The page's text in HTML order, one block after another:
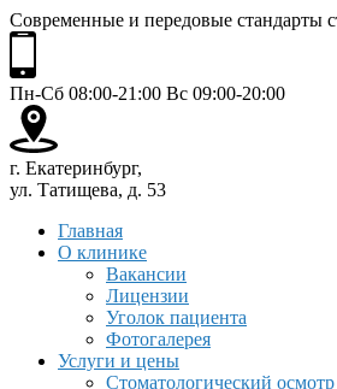
Современные и передовые стандарты
Пн-Сб 08:00-21:00 Вс 09:00-20:00
г. Екатеринбург,
ул. Татищева, д. 53
Главная
О клинике
Вакансии
Лицензии
Уголок пациента
Фотогалерея
Услуги и цены
Стоматологический осмотр